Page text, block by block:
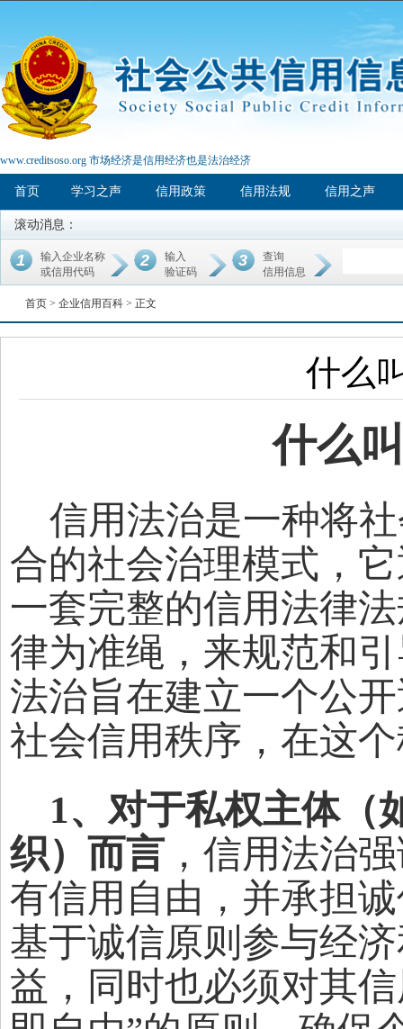
www.creditsoso.org 市场经济是信用经济也是法治经济
首页 学习之声 信用政策 信用法规 信用之声
滚动消息：
1
输入企业名称
或信用代码
2
输入
验证码
3
查询
信用信息
首页 > 企业信用百科 > 正文
什么
什么
信用法治是一种将
合的社会治理模式，
一套完整的信用法律
律为准绳，来规范和
法治旨在建立一个公
社会信用秩序，在这
1、对于私权主体（
织）而言 ，信用法治
有信用自由，并承担
基于诚信原则参与经
益，同时也必须对其